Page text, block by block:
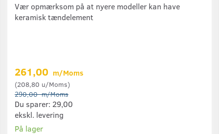
Vær opmærksom på at nyere modeller kan have
keramisk tændelement
261,00 m/Moms
(208,80 u/Moms)
290,00m/Moms
Du sparer: 29,00
ekskl. levering
På lager